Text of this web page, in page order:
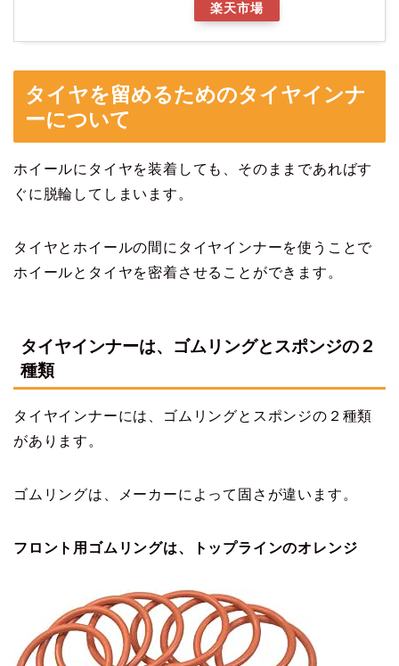
楽天市場
タイヤを留めるためのタイヤインナ
ーについて
ホイールにタイヤを装着しても、そのままであればす
ぐに脱輪してしまいます。
タイヤとホイールの間にタイヤインナーを使うことで
ホイールとタイヤを密着させることができます。
タイヤインナーは、ゴムリングとスポンジの２
種類
タイヤインナーには、ゴムリングとスポンジの２種類
があります。
ゴムリングは、メーカーによって固さが違います。
フロント用ゴムリングは、トップラインのオレンジ